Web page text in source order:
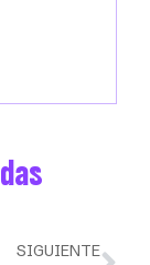
SIGUIENTE